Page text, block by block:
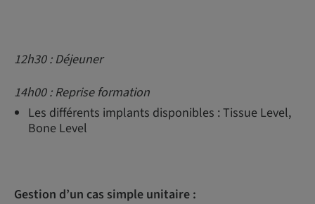
12h30 : Déjeuner
14h00 : Reprise formation
Les différents implants disponibles : Tissue Level,
Bone Level
Gestion d’un cas simple unitaire :